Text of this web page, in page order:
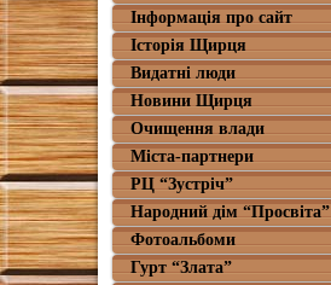
Інформація про сайт
Історія Щирця
Видатні люди
Новини Щирця
Очищення влади
Міста-партнери
РЦ “Зустріч”
Народний дім “Просвіта”
Фотоальбоми
Гурт “Злата”